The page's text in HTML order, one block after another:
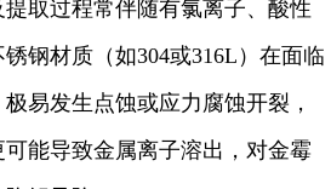
取过程常伴随有氯离子、酸性
钢材质（如304或316L）在面临
易发生点蚀或应力腐蚀开裂，
能导致金属离子溶出，对金霉